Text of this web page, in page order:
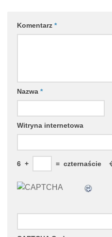
Komentarz *
Nazwa *
Witryna internetowa
6 + = czternaście